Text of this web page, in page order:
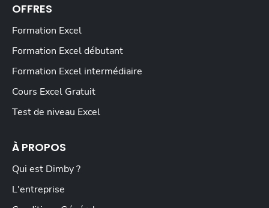
OFFRES
Formation Excel
Formation Excel débutant
Formation Excel intermédiaire
Cours Excel Gratuit
Test de niveau Excel
À PROPOS
Qui est Dimby ?
L'entreprise